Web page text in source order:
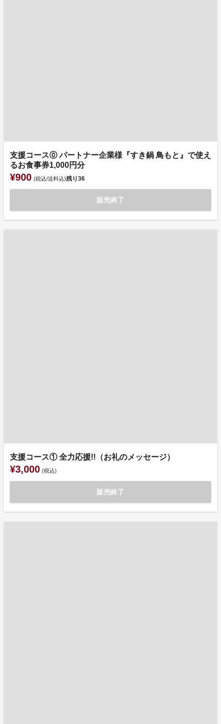
支援コース⓪ パートナー企業様『すき鍋 鳥もと』で使え
るお食事券1,000円分
¥900 (税込/送料込)残り36
販売終了
支援コース① 全力応援!!（お礼のメッセージ）
¥3,000 (税込)
販売終了